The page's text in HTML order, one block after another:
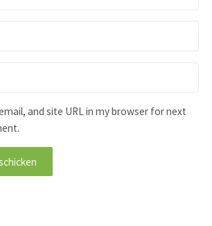
and site URL in my browser for next